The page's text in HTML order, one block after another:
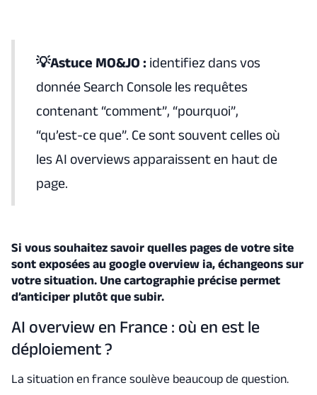
💡Astuce MO&JO : identifiez dans vos
donnée Search Console les requêtes
contenant “comment”, “pourquoi”,
“qu’est-ce que”. Ce sont souvent celles où
les AI overviews apparaissent en haut de
page.
Si vous souhaitez savoir quelles pages de votre site
sont exposées au google overview ia, échangeons sur
votre situation. Une cartographie précise permet
d’anticiper plutôt que subir.
AI overview en France : où en est le
déploiement ?
La situation en france soulève beaucoup de question.